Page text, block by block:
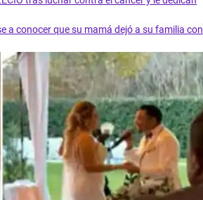
a conocer que su mamá dejó a su familia con